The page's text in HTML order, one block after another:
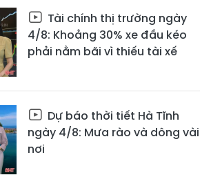
Tài chính thị trường ngày
4/8: Khoảng 30% xe đầu kéo
phải nằm bãi vì thiếu tài xế
Dự báo thời tiết Hà Tĩnh
ngày 4/8: Mưa rào và dông vài
nơi